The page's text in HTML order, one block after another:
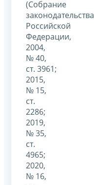
(Собрание
законодательства
Российской
Федерации,
2004,
№ 40,
ст. 3961;
2015,
№ 15,
ст.
2286;
2019,
№ 35,
ст.
4965;
2020,
№ 16,